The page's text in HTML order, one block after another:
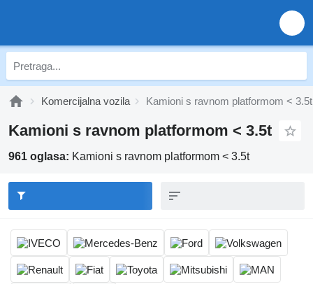
Komercijalna vozila Kamioni s ravnom platformom < 3.5t
Kamioni s ravnom platformom < 3.5t
961 oglasa: Kamioni s ravnom platformom < 3.5t